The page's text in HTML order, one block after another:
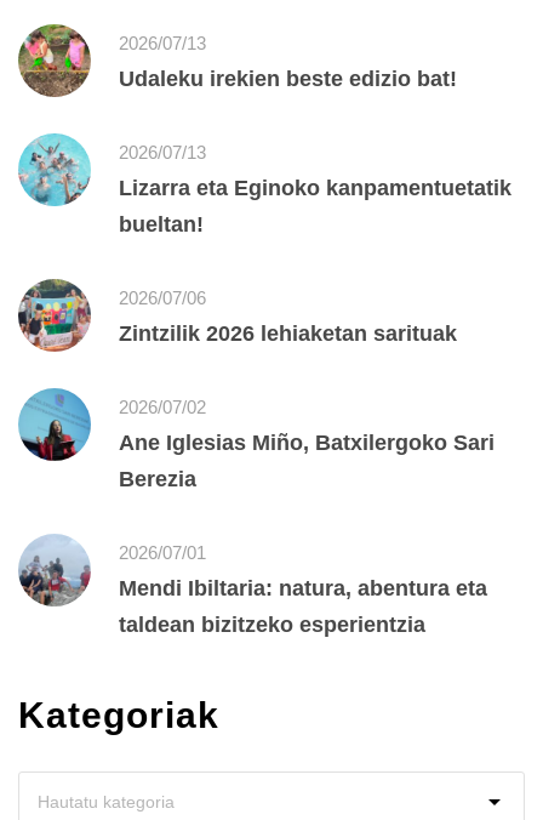
2026/07/13
Udaleku irekien beste edizio bat!
2026/07/13
Lizarra eta Eginoko kanpamentuetatik
bueltan!
2026/07/06
Zintzilik 2026 lehiaketan sarituak
2026/07/02
Ane Iglesias Miño, Batxilergoko Sari
Berezia
2026/07/01
Mendi Ibiltaria: natura, abentura eta
taldean bizitzeko esperientzia
Kategoriak